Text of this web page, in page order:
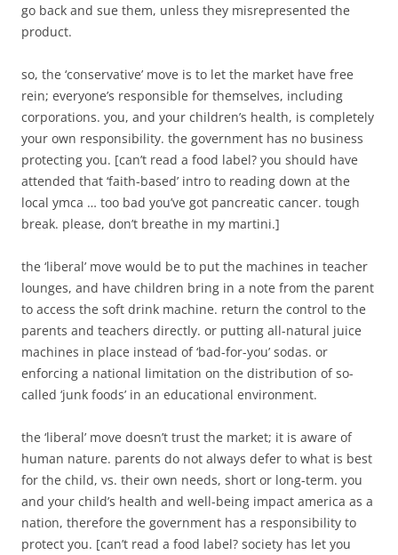
go back and sue them, unless they misrepresented the
product.
so, the ‘conservative’ move is to let the market have free
rein; everyone’s responsible for themselves, including
corporations. you, and your children’s health, is completely
your own responsibility. the government has no business
protecting you. [can’t read a food label? you should have
attended that ‘faith-based’ intro to reading down at the
local ymca … too bad you’ve got pancreatic cancer. tough
break. please, don’t breathe in my martini.]
the ‘liberal’ move would be to put the machines in teacher
lounges, and have children bring in a note from the parent
to access the soft drink machine. return the control to the
parents and teachers directly. or putting all-natural juice
machines in place instead of ‘bad-for-you’ sodas. or
enforcing a national limitation on the distribution of so-
called ‘junk foods’ in an educational environment.
the ‘liberal’ move doesn’t trust the market; it is aware of
human nature. parents do not always defer to what is best
for the child, vs. their own needs, short or long-term. you
and your child’s health and well-being impact america as a
nation, therefore the government has a responsibility to
protect you. [can’t read a food label? society has let you